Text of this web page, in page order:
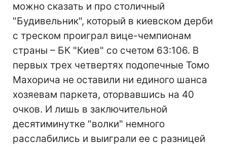
можно сказать и про столичный
"Будивельник", который в киевском дерби
с треском проиграл вице-чемпионам
страны – БК "Киев" со счетом 63:106. В
первых трех четвертях подопечные Томо
Махорича не оставили ни единого шанса
хозяевам паркета, оторвавшись на 40
очков. И лишь в заключительной
десятиминутке "волки" немного
расслабились и выиграли ее с разницей